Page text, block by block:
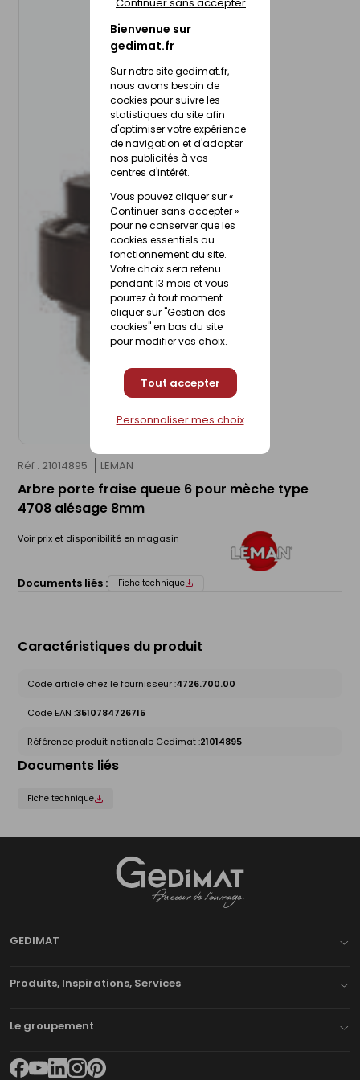
Bienvenue sur
gedimat.fr
Sur notre site gedimat.fr,
nous avons besoin de
cookies pour suivre les
statistiques du site afin
d'optimiser votre expérience
de navigation et d'adapter
nos publicités à vos
centres d'intérêt.
Vous pouvez cliquer sur «
Continuer sans accepter »
pour ne conserver que les
cookies essentiels au
fonctionnement du site.
Votre choix sera retenu
pendant 13 mois et vous
pourrez à tout moment
cliquer sur "Gestion des
cookies" en bas du site
pour modifier vos choix.
Tout accepter
Personnaliser mes choix
Réf : 21014895 LEMAN
Arbre porte fraise queue 6 pour mèche type
4708 alésage 8mm
Voir prix et disponibilité en magasin
Documents liés : Fiche technique
Caractéristiques du produit
Code article chez le fournisseur :4726.700.00
Code EAN :3510784726715
Référence produit nationale Gedimat :21014895
Documents liés
Fiche technique
GEDIMAT
Produits, Inspirations, Services
Le groupement